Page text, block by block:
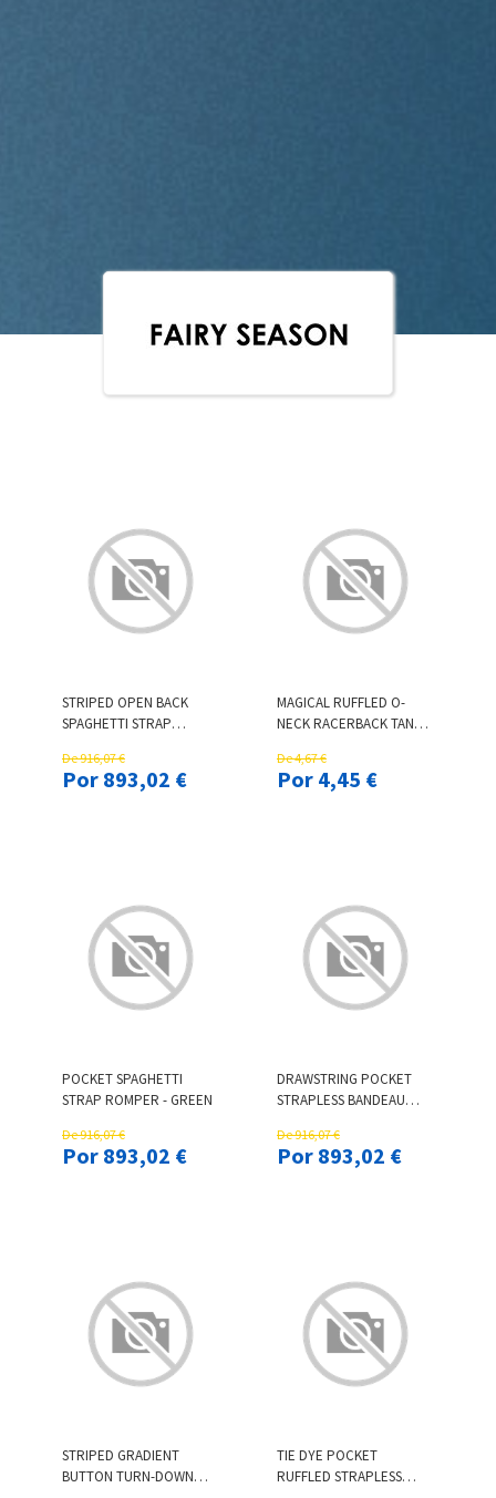
STRIPED OPEN BACK
SPAGHETTI STRAP
De 916,07 €
Por 893,02 €
MAGICAL RUFFLED O-
NECK RACERBACK TANK -
De 4,67 €
Por 4,45 €
POCKET SPAGHETTI
STRAP ROMPER - GREEN
De 916,07 €
Por 893,02 €
DRAWSTRING POCKET
STRAPLESS BANDEAU
De 916,07 €
Por 893,02 €
STRIPED GRADIENT
BUTTON TURN-DOWN
TIE DYE POCKET
RUFFLED STRAPLESS